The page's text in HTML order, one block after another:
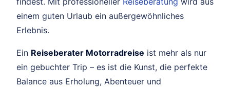
einem guten Urlaub ein außergewöhnliches
Erlebnis.
Ein Reiseberater Motorradreise ist mehr als nur
ein gebuchter Trip – es ist die Kunst, die perfekte
Balance aus Erholung, Abenteuer und